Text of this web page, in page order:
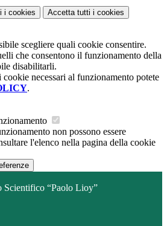
i cookies Accetta tutti i cookies
scegliere quali cookie consentire.
che consentono il funzionamento della
disabilitarli.
necessari al funzionamento potete
.
non possono essere
l'elenco nella pagina della cookie
Scientifico “Paolo Lioy”